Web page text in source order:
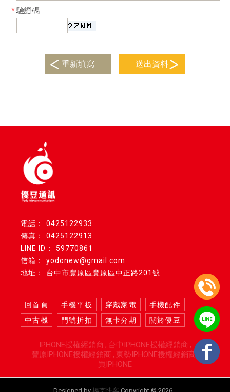
*驗證碼
0425122933
0425122913
59770861
yodonew@gmail.com
台中市豐原區豐原區中正路201號
回首頁 手機平板 穿戴家電
手機配件
中古機
門號折扣 無卡分期 關於優豆
IPHONE授權經銷商
台中IPHONE授權經銷商
豐原IPHONE授權經銷商
東勢IPHONE授權經銷商
買IPHONE